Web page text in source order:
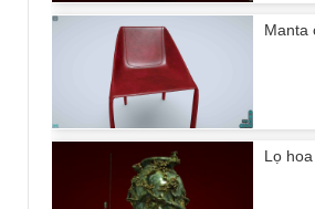
Manta
Lọ